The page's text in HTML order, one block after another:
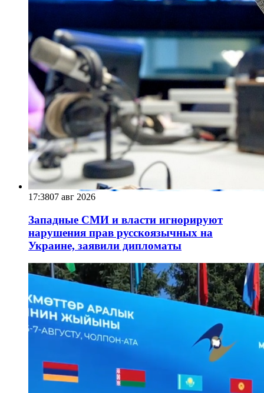
17:3807 авг 2026
Западные СМИ и власти игнорируют
нарушения прав русскоязычных на
Украине, заявили дипломаты